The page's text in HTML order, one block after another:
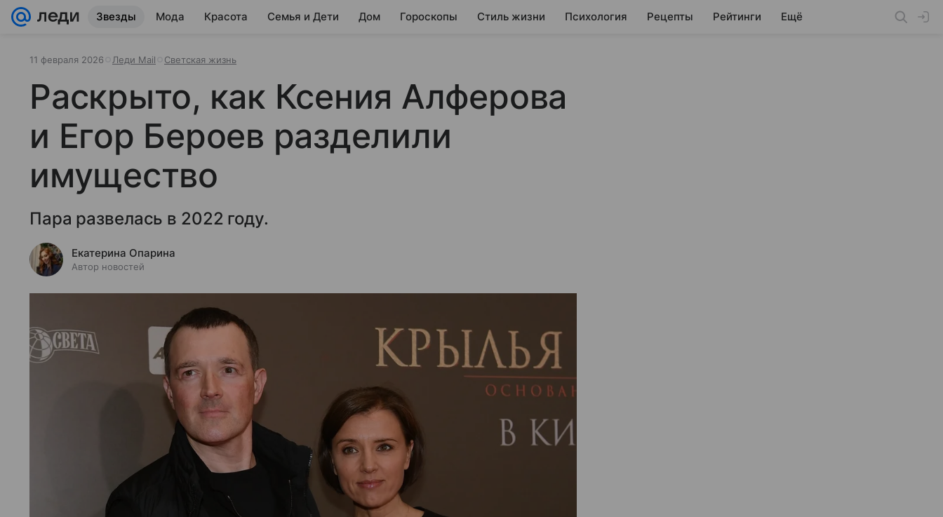
Звезды Мода Красота Семья и Дети Дом Гороскопы Стиль жизни Психология Рецепты Рейтинги Ещё
11 февраля 2026 Леди Mail Светская жизнь
Раскрыто, как Ксения Алферова
и Егор Бероев разделили
имущество
Пара развелась в 2022 году.
Екатерина Опарина
Автор новостей